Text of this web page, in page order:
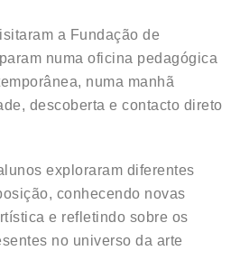
a Fundação de
numa oficina pedagógica
numa manhã
descoberta e contacto direto
exploraram diferentes
conhecendo novas
e refletindo sobre os
no universo da arte